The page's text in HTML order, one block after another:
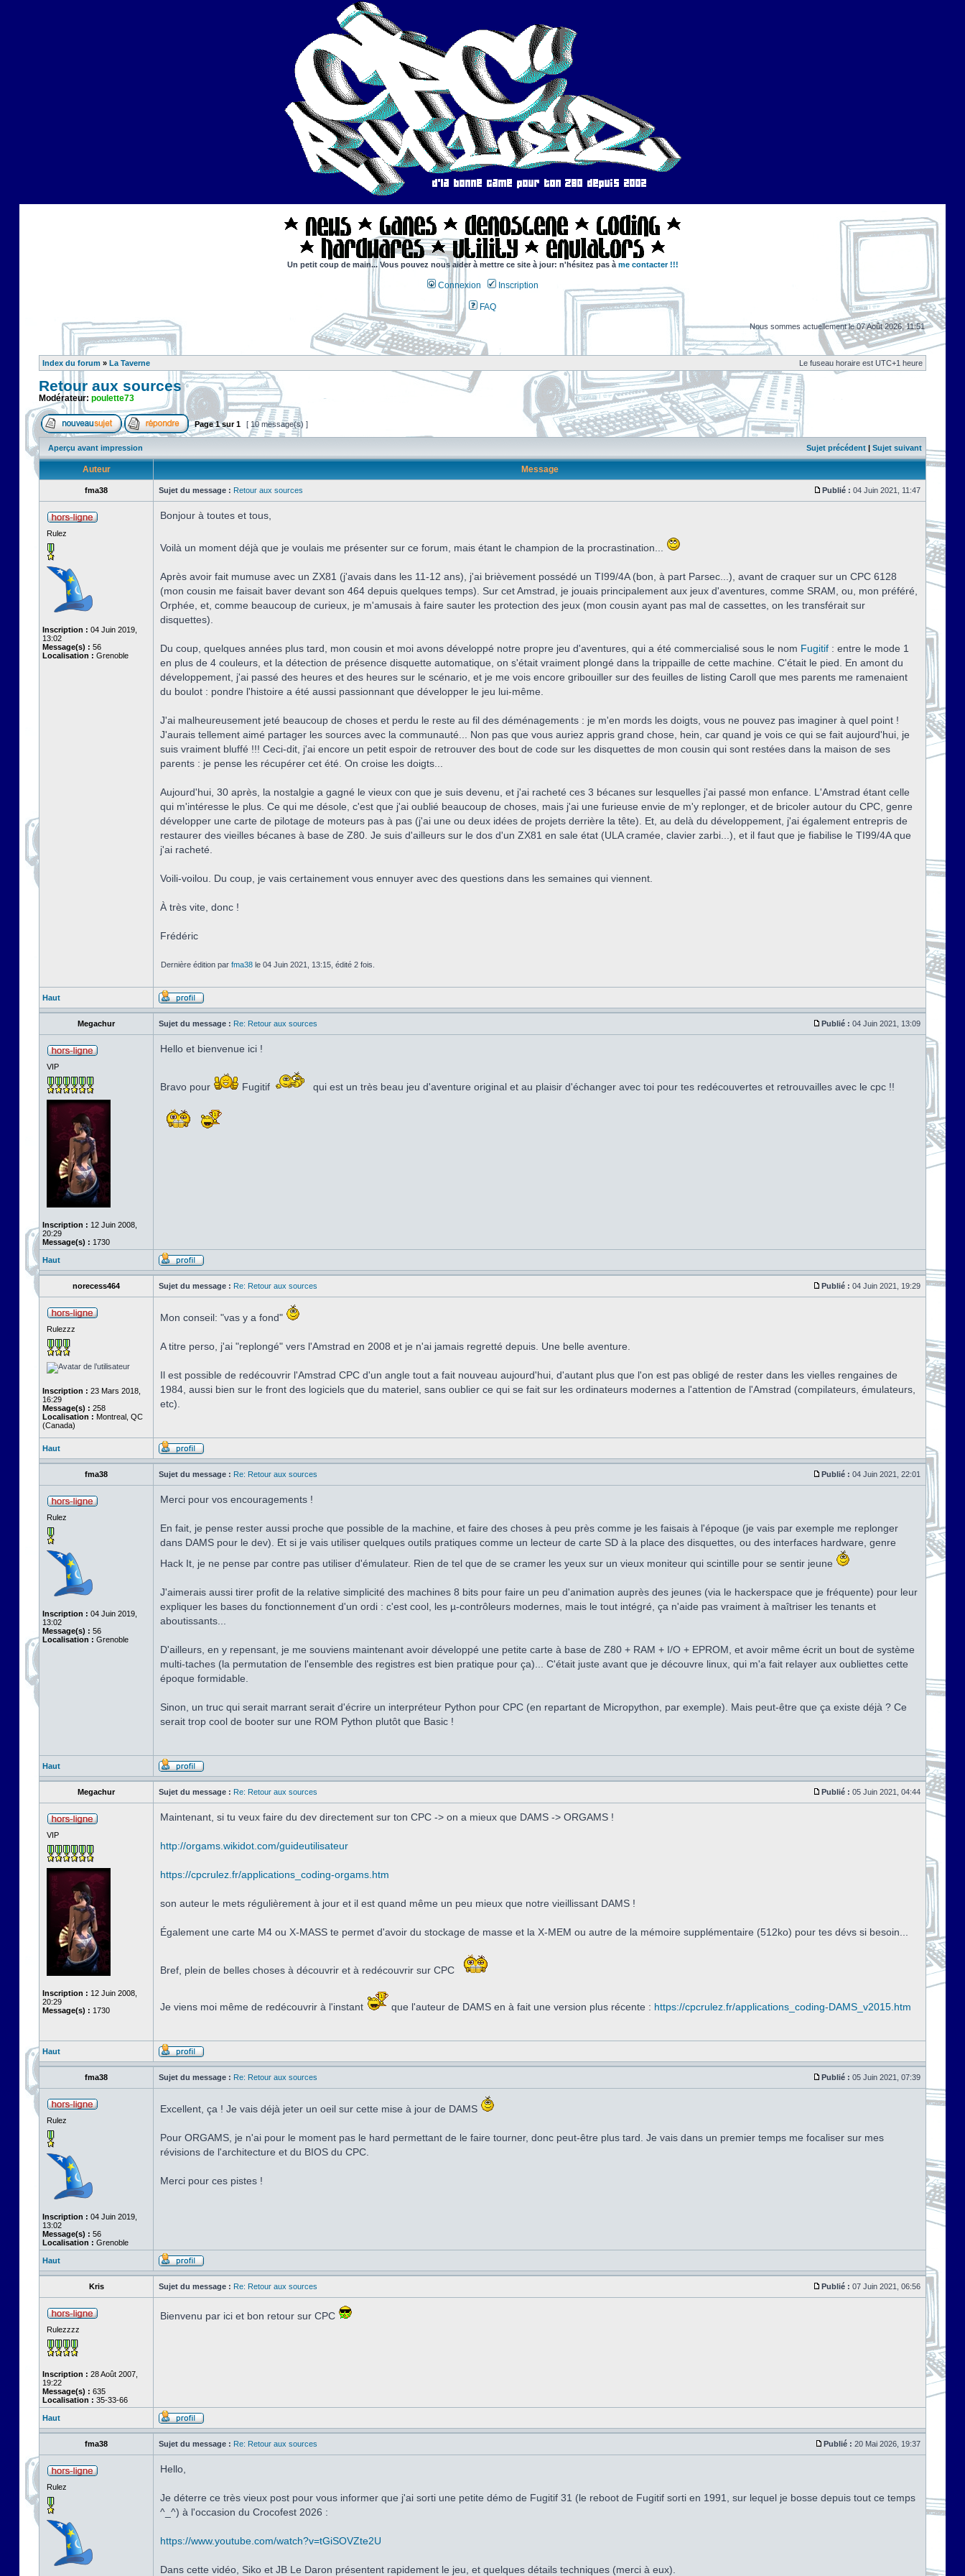
Un petit coup de main... Vous pouvez nous aider à mettre ce site à jour: n'hésitez pas à me contacter !!!
Connexion Inscription
FAQ
Nous sommes actuellement le 07 Août 2026, 11:51
Index du forum » La Taverne Le fuseau horaire est UTC+1 heure
Retour aux sources
Modérateur: poulette73
Page1sur1 [ 10 message(s) ]
Aperçu avant impression Sujet précédent | Sujet suivant
Auteur Message
fma38 Sujet du message : Retour aux sources Publié : 04 Juin 2021, 11:47
Rulez
Inscription : 04 Juin 2019,
13:02
Message(s) : 56
Localisation : Grenoble
Bonjour à toutes et tous,
Voilà un moment déjà que je voulais me présenter sur ce forum, mais étant le champion de la procrastination...
Après avoir fait mumuse avec un ZX81 (j'avais dans les 11-12 ans), j'ai brièvement possédé un TI99/4A (bon, à part Parsec...), avant de craquer sur un CPC 6128
(mon cousin me faisait baver devant son 464 depuis quelques temps). Sur cet Amstrad, je jouais principalement aux jeux d'aventures, comme SRAM, ou, mon préféré,
Orphée, et, comme beaucoup de curieux, je m'amusais à faire sauter les protection des jeux (mon cousin ayant pas mal de cassettes, on les transférait sur
disquettes).
Du coup, quelques années plus tard, mon cousin et moi avons développé notre propre jeu d'aventures, qui a été commercialisé sous le nom Fugitif : entre le mode 1
en plus de 4 couleurs, et la détection de présence disquette automatique, on s'était vraiment plongé dans la trippaille de cette machine. C'était le pied. En amont du
développement, j'ai passé des heures et des heures sur le scénario, et je me vois encore gribouiller sur des feuilles de listing Caroll que mes parents me ramenaient
du boulot : pondre l'histoire a été aussi passionnant que développer le jeu lui-même.
J'ai malheureusement jeté beaucoup de choses et perdu le reste au fil des déménagements : je m'en mords les doigts, vous ne pouvez pas imaginer à quel point !
J'aurais tellement aimé partager les sources avec la communauté... Non pas que vous auriez appris grand chose, hein, car quand je vois ce qui se fait aujourd'hui, je
suis vraiment bluffé !!! Ceci-dit, j'ai encore un petit espoir de retrouver des bout de code sur les disquettes de mon cousin qui sont restées dans la maison de ses
parents : je pense les récupérer cet été. On croise les doigts...
Aujourd'hui, 30 après, la nostalgie a gagné le vieux con que je suis devenu, et j'ai racheté ces 3 bécanes sur lesquelles j'ai passé mon enfance. L'Amstrad étant celle
qui m'intéresse le plus. Ce qui me désole, c'est que j'ai oublié beaucoup de choses, mais j'ai une furieuse envie de m'y replonger, et de bricoler autour du CPC, genre
développer une carte de pilotage de moteurs pas à pas (j'ai une ou deux idées de projets derrière la tête). Et, au delà du développement, j'ai également entrepris de
restaurer des vieilles bécanes à base de Z80. Je suis d'ailleurs sur le dos d'un ZX81 en sale état (ULA cramée, clavier zarbi...), et il faut que je fiabilise le TI99/4A que
j'ai racheté.
Voili-voilou. Du coup, je vais certainement vous ennuyer avec des questions dans les semaines qui viennent.
À très vite, donc !
Frédéric
Dernière édition par fma38 le 04 Juin 2021, 13:15, édité 2 fois.
Haut
Megachur Sujet du message : Re: Retour aux sources Publié : 04 Juin 2021, 13:09
VIP
Inscription : 12 Juin 2008,
20:29
Message(s) : 1730
Hello et bienvenue ici !
Bravo pour Fugitif qui est un très beau jeu d'aventure original et au plaisir d'échanger avec toi pour tes redécouvertes et retrouvailles avec le cpc !!
Haut
norecess464 Sujet du message : Re: Retour aux sources Publié : 04 Juin 2021, 19:29
Rulezzz
Inscription : 23 Mars 2018,
16:29
Message(s) : 258
Localisation : Montreal, QC
(Canada)
Mon conseil: "vas y a fond"
A titre perso, j'ai "replongé" vers l'Amstrad en 2008 et je n'ai jamais regretté depuis. Une belle aventure.
Il est possible de redécouvrir l'Amstrad CPC d'un angle tout a fait nouveau aujourd'hui, d'autant plus que l'on est pas obligé de rester dans les vielles rengaines de
1984, aussi bien sur le front des logiciels que du materiel, sans oublier ce qui se fait sur les ordinateurs modernes a l'attention de l'Amstrad (compilateurs, émulateurs,
etc).
Haut
fma38 Sujet du message : Re: Retour aux sources Publié : 04 Juin 2021, 22:01
Rulez
Inscription : 04 Juin 2019,
13:02
Message(s) : 56
Localisation : Grenoble
Merci pour vos encouragements !
En fait, je pense rester aussi proche que possible de la machine, et faire des choses à peu près comme je les faisais à l'époque (je vais par exemple me replonger
dans DAMS pour le dev). Et si je vais utiliser quelques outils pratiques comme un lecteur de carte SD à la place des disquettes, ou des interfaces hardware, genre
Hack It, je ne pense par contre pas utiliser d'émulateur. Rien de tel que de se cramer les yeux sur un vieux moniteur qui scintille pour se sentir jeune
J'aimerais aussi tirer profit de la relative simplicité des machines 8 bits pour faire un peu d'animation auprès des jeunes (via le hackerspace que je fréquente) pour leur
expliquer les bases du fonctionnement d'un ordi : c'est cool, les µ-contrôleurs modernes, mais le tout intégré, ça n'aide pas vraiment à maîtriser les tenants et
aboutissants...
D'ailleurs, en y repensant, je me souviens maintenant avoir développé une petite carte à base de Z80 + RAM + I/O + EPROM, et avoir même écrit un bout de système
multi-taches (la permutation de l'ensemble des registres est bien pratique pour ça)... C'était juste avant que je découvre linux, qui m'a fait relayer aux oubliettes cette
époque formidable.
Sinon, un truc qui serait marrant serait d'écrire un interpréteur Python pour CPC (en repartant de Micropython, par exemple). Mais peut-être que ça existe déjà ? Ce
serait trop cool de booter sur une ROM Python plutôt que Basic !
Haut
Megachur Sujet du message : Re: Retour aux sources Publié : 05 Juin 2021, 04:44
VIP
Inscription : 12 Juin 2008,
20:29
Message(s) : 1730
Maintenant, si tu veux faire du dev directement sur ton CPC -> on a mieux que DAMS -> ORGAMS !
http://orgams.wikidot.com/guideutilisateur
https://cpcrulez.fr/applications_coding-orgams.htm
son auteur le mets régulièrement à jour et il est quand même un peu mieux que notre vieillissant DAMS !
Également une carte M4 ou X-MASS te permet d'avoir du stockage de masse et la X-MEM ou autre de la mémoire supplémentaire (512ko) pour tes dévs si besoin...
Bref, plein de belles choses à découvrir et à redécouvrir sur CPC
Je viens moi même de redécouvrir à l'instant que l'auteur de DAMS en à fait une version plus récente : https://cpcrulez.fr/applications_coding-DAMS_v2015.htm
Haut
fma38 Sujet du message : Re: Retour aux sources Publié : 05 Juin 2021, 07:39
Rulez
Inscription : 04 Juin 2019,
13:02
Message(s) : 56
Localisation : Grenoble
Excellent, ça ! Je vais déjà jeter un oeil sur cette mise à jour de DAMS
Pour ORGAMS, je n'ai pour le moment pas le hard permettant de le faire tourner, donc peut-être plus tard. Je vais dans un premier temps me focaliser sur mes
révisions de l'architecture et du BIOS du CPC.
Merci pour ces pistes !
Haut
Kris Sujet du message : Re: Retour aux sources Publié : 07 Juin 2021, 06:56
Rulezzzz
Inscription : 28 Août 2007,
19:22
Message(s) : 635
Localisation : 35-33-66
Bienvenu par ici et bon retour sur CPC
Haut
fma38 Sujet du message : Re: Retour aux sources Publié : 20 Mai 2026, 19:37
Rulez
Hello,
Je déterre ce très vieux post pour vous informer que j'ai sorti une petite démo de Fugitif 31 (le reboot de Fugitif sorti en 1991, sur lequel je bosse depuis tout ce temps
^_^) à l'occasion du Crocofest 2026 :
https://www.youtube.com/watch?v=tGiSOVZte2U
Dans cette vidéo, Siko et JB Le Daron présentent rapidement le jeu, et quelques détails techniques (merci à eux).